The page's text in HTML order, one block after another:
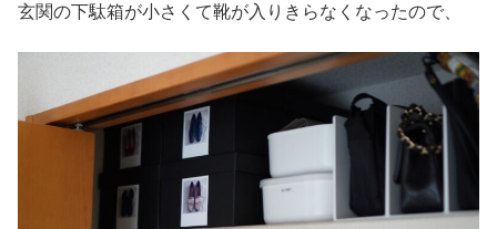
玄関の下駄箱が小さくて靴が入りきらなくなったので、